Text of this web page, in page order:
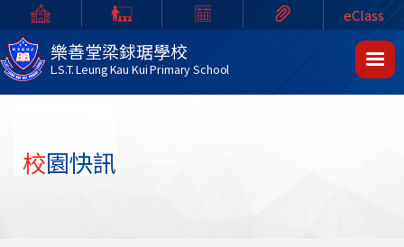
樂善堂梁銶琚學校
L.S.T. Leung Kau Kui Primary School
eClass
校園快訊